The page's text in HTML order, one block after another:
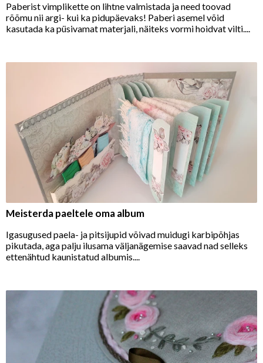
Paberist vimplikette on lihtne valmistada ja need toovad
rõõmu nii argi- kui ka pidupäevaks! Paberi asemel võid
kasutada ka püsivamat materjali, näiteks vormi hoidvat vilti....
Meisterda paeltele oma album
Igasugused paela- ja pitsijupid võivad muidugi karbipõhjas
pikutada, aga palju ilusama väljanägemise saavad nad selleks
ettenähtud kaunistatud albumis....